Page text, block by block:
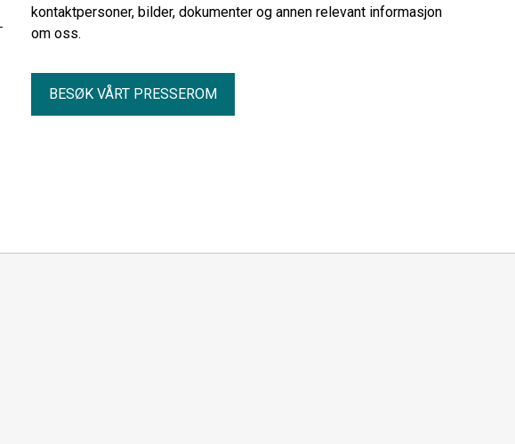
kontaktpersoner, bilder, dokumenter og annen relevant informasjon
om oss.
BESØK VÅRT PRESSEROM